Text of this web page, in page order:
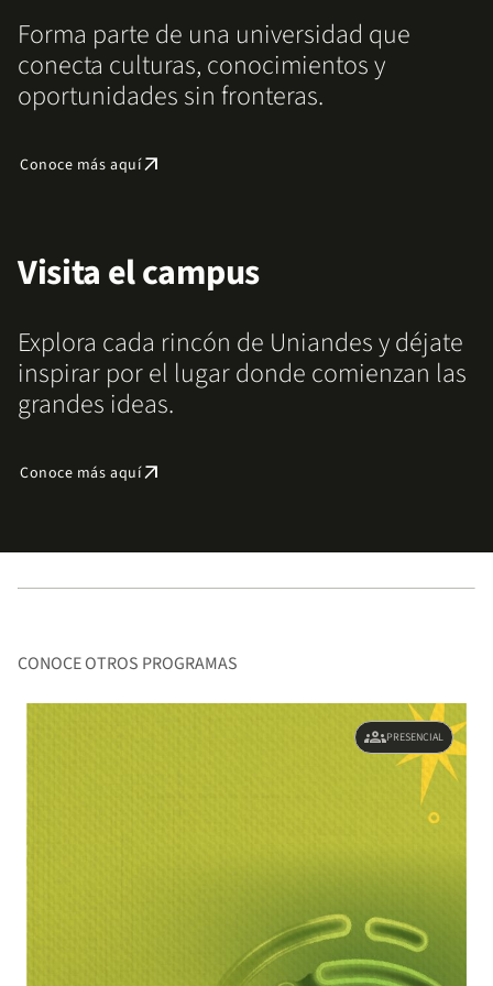
Forma parte de una universidad que
conecta culturas, conocimientos y
oportunidades sin fronteras.
Conoce más aquíarrow_outward
Visita el campus
Explora cada rincón de Uniandes y déjate
inspirar por el lugar donde comienzan las
grandes ideas.
Conoce más aquíarrow_outward
CONOCE OTROS PROGRAMAS
groupsPRESENCIAL